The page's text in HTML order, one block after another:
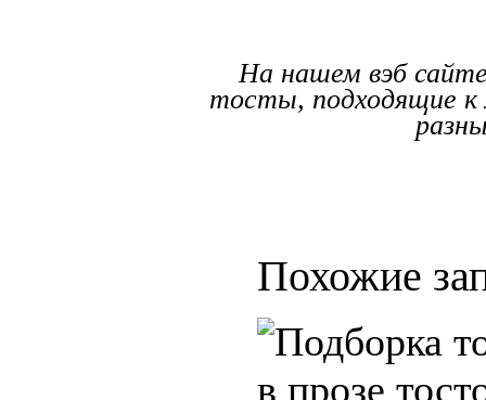
На нашем вэб
тосты, подходящие к
Похожие